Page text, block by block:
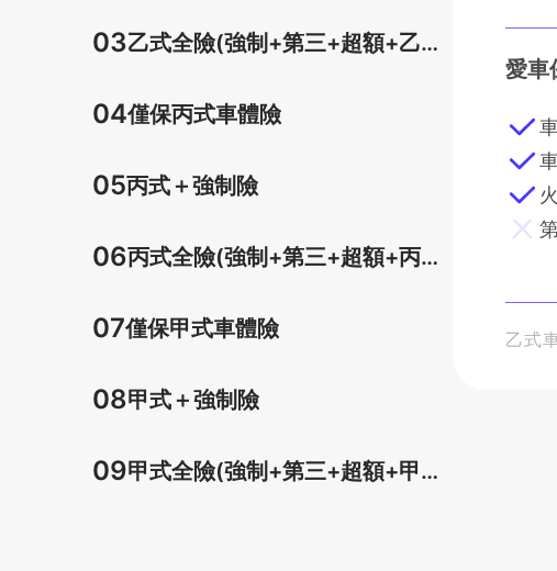
03乙式全險(強制+第三+超額+乙式
04僅保丙式車體險
05丙式＋強制險
06丙式全險(強制+第三+超額+丙式
07僅保甲式車體險
08甲式＋強制險
09甲式全險(強制+第三+超額+甲式
愛車
乙式